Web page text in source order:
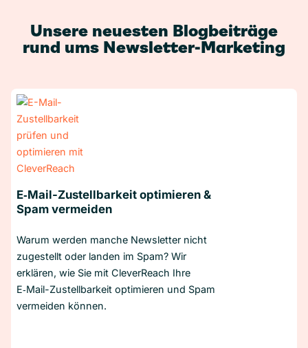
Unsere neuesten Blogbeiträge
rund ums Newsletter-Marketing
E‑Mail-Zustellbarkeit optimieren &
Spam vermeiden
Warum werden manche Newsletter nicht
zugestellt oder landen im Spam? Wir
erklären, wie Sie mit CleverReach Ihre
E‑Mail-Zustellbarkeit optimieren und Spam
vermeiden können.